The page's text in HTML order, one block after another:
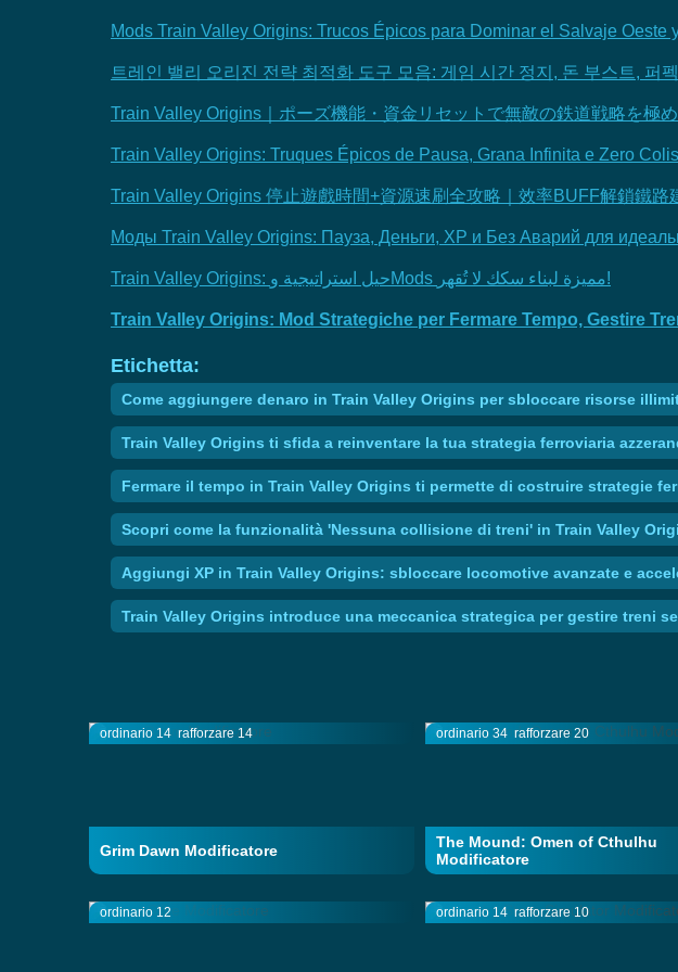
Mods Train Valley Origins: Trucos Épicos para Dominar el Salvaje Oeste
트레인 밸리 오리진 전략 최적화 도구 모음: 게임 시간 정지, 돈 부스트, 퍼
Train Valley Origins｜ポーズ機能・資金リセットで無敵の鉄道戦略を極め
Train Valley Origins: Truques Épicos de Pausa, Grana Infinita e Zero
Train Valley Origins 停止遊戲時間+資源速刷全攻略｜效率BUFF解鎖鐵路
Моды Train Valley Origins: Пауза, Деньги, XP и Без Аварий для
Train Valley Origins: حيل استراتيجية وMods مميزة لبناء سكك لا تُقهر!
Train Valley Origins: Mod Strategiche per Fermare Tempo, Gestire
Etichetta:
Come aggiungere denaro in Train Valley Origins per sbloccare risorse
Train Valley Origins ti sfida a reinventare la tua strategia ferroviaria
Fermare il tempo in Train Valley Origins ti permette di costruire strategie
Scopri come la funzionalità 'Nessuna collisione di treni' in Train Valley
Aggiungi XP in Train Valley Origins: sbloccare locomotive avanzate e
Train Valley Origins introduce una meccanica strategica per gestire treni
ordinario 14 rafforzare 14
Grim Dawn Modificatore
ordinario 34 rafforzare 20
The Mound: Omen of Cthulhu
Modificatore
ordinario 12 ordinario 14 rafforzare 10